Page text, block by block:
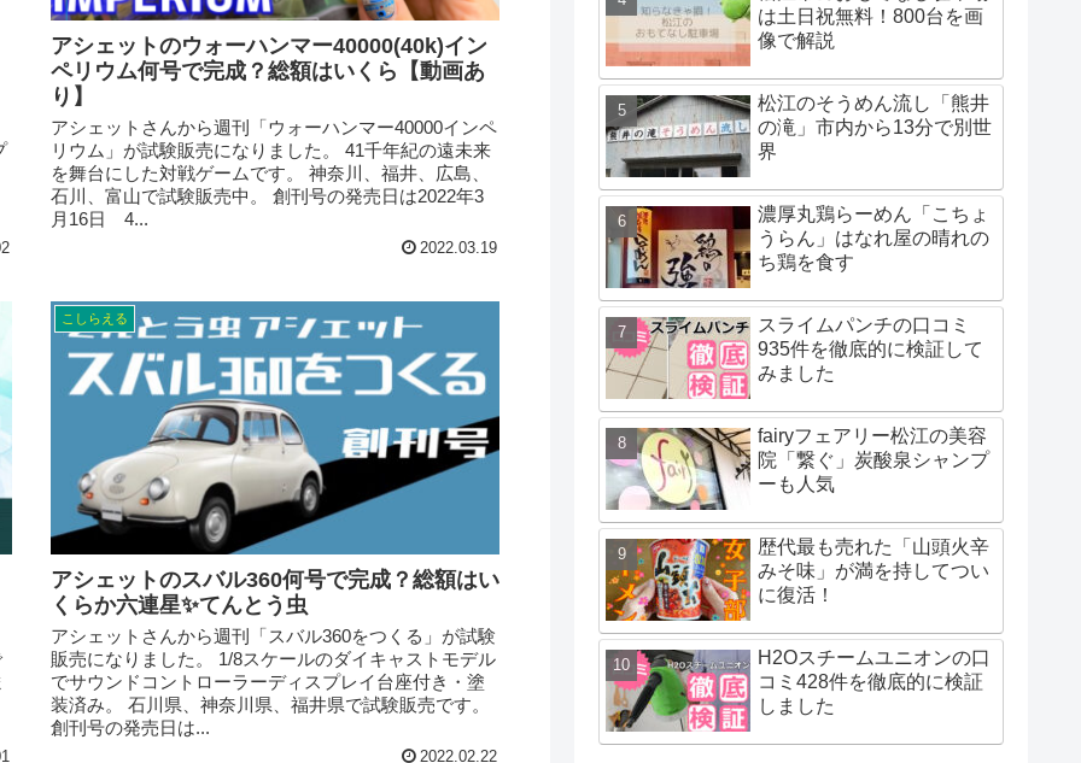
アシェットのウォーハンマー40000(40k)イン
ペリウム何号で完成？総額はいくら【動画あ
り】
アシェットさんから週刊「ウォーハンマー40000インペ
リウム」が試験販売になりました。 41千年紀の遠未来
を舞台にした対戦ゲームです。 神奈川、福井、広島、
石川、富山で試験販売中。 創刊号の発売日は2022年3
月16日 4...
2022.03.19
こしらえる
アシェットのスバル360何号で完成？総額はい
くらか六連星✨てんとう虫
アシェットさんから週刊「スバル360をつくる」が試験
販売になりました。 1/8スケールのダイキャストモデル
でサウンドコントローラーディスプレイ台座付き・塗
装済み。 石川県、神奈川県、福井県で試験販売です。
創刊号の発売日は...
2022.02.22
は土日祝無料！800台を画
像で解説
松江のそうめん流し「熊井
の滝」市内から13分で別世
界
濃厚丸鶏らーめん「こちょ
うらん」はなれ屋の晴れの
ち鶏を食す
スライムパンチの口コミ
935件を徹底的に検証して
みました
fairyフェアリー松江の美容
院「繋ぐ」炭酸泉シャンプ
ーも人気
歴代最も売れた「山頭火辛
みそ味」が満を持してつい
に復活！
H2Oスチームユニオンの口
コミ428件を徹底的に検証
しました